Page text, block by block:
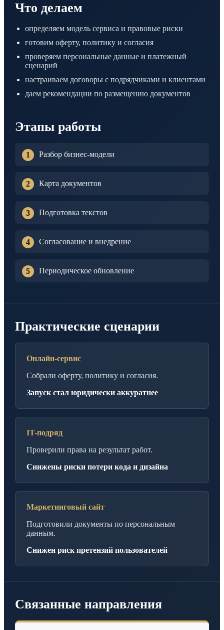
Что делаем
определяем модель сервиса и правовые риски
готовим оферту, политику и согласия
проверяем персональные данные и платежный
сценарий
настраиваем договоры с подрядчиками и клиентами
даем рекомендации по размещению документов
Этапы работы
Разбор бизнес-модели
Карта документов
Подготовка текстов
Согласование и внедрение
Периодическое обновление
Практические сценарии
Онлайн-сервис
Собрали оферту, политику и согласия.
Запуск стал юридически аккуратнее
IT-подряд
Проверили права на результат работ.
Снижены риски потери кода и дизайна
Маркетинговый сайт
Подготовили документы по персональным
данным.
Снижен риск претензий пользователей
Связанные направления